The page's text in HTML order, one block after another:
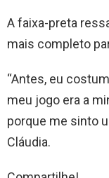
A faixa-preta
mais completo
“Antes, eu
meu jogo era a
porque me sinto
Cláudia.